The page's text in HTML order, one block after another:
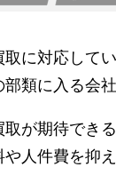
に対応して
類に入る会社
が期待でき
人件費を抑